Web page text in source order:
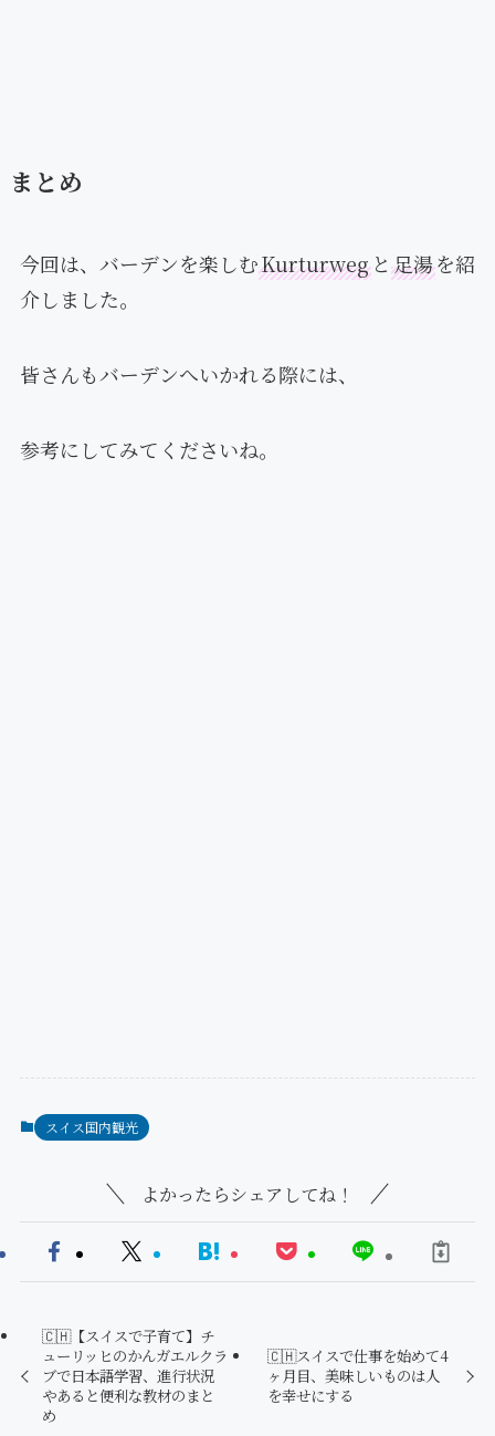
まとめ
今回は、バーデンを楽しむKurturwegと 足湯を紹
介しました。
皆さんもバーデンへいかれる際には、
参考にしてみてくださいね。
スイス国内観光
よかったらシェアしてね！
🇨🇭【スイスで子育て】チ
ューリッヒのかんガエルクラ
ブで日本語学習、進行状況
やあると便利な教材のまと
め
🇨🇭スイスで仕事を始めて4
ヶ月目、美味しいものは人
を幸せにする